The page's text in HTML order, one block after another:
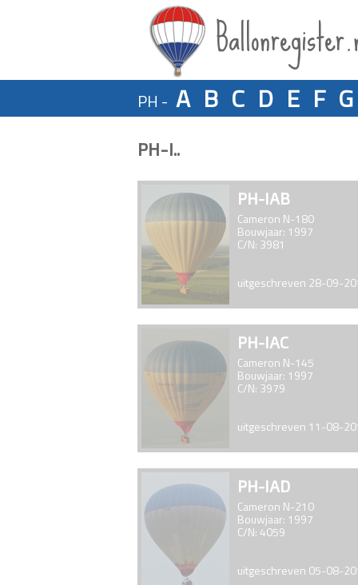
PH - A B C D E F G
PH-I..
PH-IAB
Cameron N-180
Bouwjaar: 1997
C/N: 3981
uitgeschreven 28-09-
PH-IAC
Cameron N-145
Bouwjaar: 1997
C/N: 3979
uitgeschreven 11-08-
PH-IAD
Cameron N-210
Bouwjaar: 1997
C/N: 4059
uitgeschreven 05-08-